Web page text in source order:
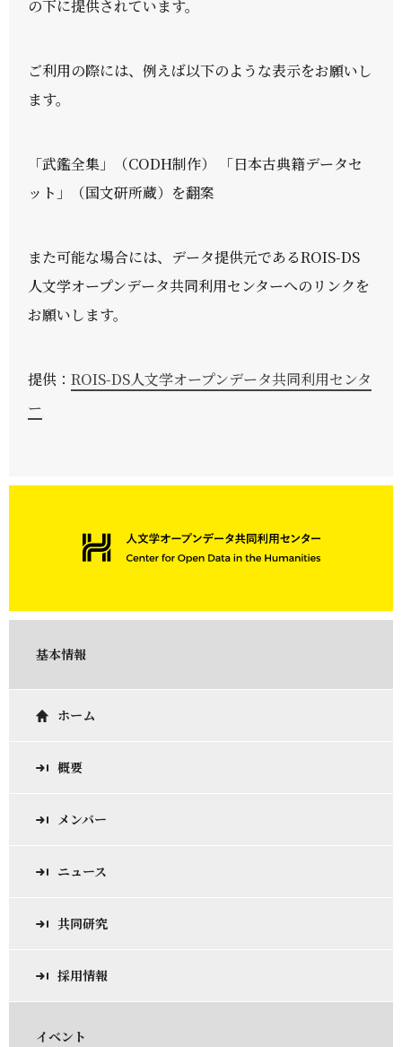
の下に提供されています。
ご利用の際には、例えば以下のような表示をお願いし
ます。
「武鑑全集」（CODH制作） 「日本古典籍データセ
ット」（国文研所蔵）を翻案
また可能な場合には、データ提供元であるROIS-DS
人文学オープンデータ共同利用センターへのリンクを
お願いします。
提供：ROIS-DS人文学オープンデータ共同利用センタ
ー
基本情報
ホーム
概要
メンバー
ニュース
共同研究
採用情報
イベント